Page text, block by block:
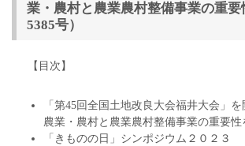
業・農村と農業農村整備事業の重
5385号）
【目次】
「第45回全国土地改良大会福井大会」を
農業・農村と農業農村整備事業の重要性
「きものの日」シンポジウム２０２３